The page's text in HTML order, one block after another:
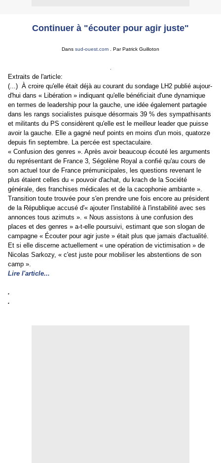
Continuer à "écouter pour agir juste"
Dans sud-ouest.com . Par Patrick Guilloton
Extraits de l'article:
(...) À croire qu'elle était déjà au courant du sondage LH2 publié aujour-
d'hui dans « Libération » indiquant qu'elle bénéficiait d'une dynamique
en termes de leadership pour la gauche, une idée également partagée
dans les rangs socialistes puisque désormais 39 % des sympathisants
et militants du PS considèrent qu'elle est le meilleur leader que puisse
avoir la gauche. Elle a gagné neuf points en moins d'un mois, quatorze
depuis fin septembre. La percée est spectaculaire.
« Confusion des genres ». Après avoir beaucoup écouté les arguments
du représentant de France 3, Ségolène Royal a confié qu'au cours de
son actuel tour de France prémunicipales, les questions revenant le
plus étaient celles du « pouvoir d'achat, du krach de la Société
générale, des franchises médicales et de la cacophonie ambiante ».
Transition toute trouvée pour s'en prendre une fois encore au président
de la République accusé d'« ajouter l'instabilité à l'instabilité avec ses
annonces tous azimuts ». « Nous assistons à une confusion des
places et des genres » a-t-elle poursuivi, estimant que son slogan de
campagne « Écouter pour agir juste » était plus que jamais d'actualité.
Et si elle discerne actuellement « une opération de victimisation » de
Nicolas Sarkozy, « c'est juste pour mobiliser les abstentions de son
camp ».
Lire l'article...
.
.